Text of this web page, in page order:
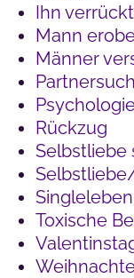
Ihn
Mann
Männer
Rückzug
Selbstliebe
Singleleben
Toxische